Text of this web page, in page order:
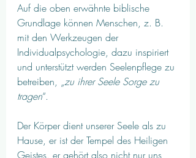
Auf die oben erwähnte biblische
Grundlage können Menschen, z. B.
mit den Werkzeugen der
Individualpsychologie, dazu inspiriert
und unterstützt werden Seelenpflege zu
betreiben, „zu ihrer Seele Sorge zu
tragen“.
Der Körper dient unserer Seele als zu
Hause, er ist der Tempel des Heiligen
Geistes, er gehört also nicht nur uns